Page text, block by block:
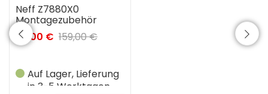
Neff Z7880X0
Montagezubehör
99,00 € 159,00 €
Auf Lager, Lieferung
in 3-5 Werktagen